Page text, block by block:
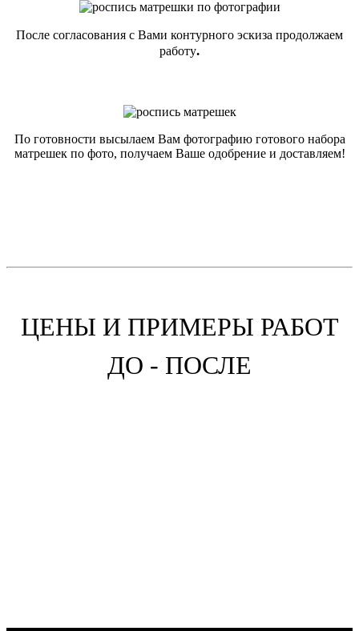
После согласования с Вами контурного эскиза продолжаем
работу.
По готовности высылаем Вам фотографию готового набора
матрешек по фото, получаем Ваше одобрение и доставляем!
ЦЕНЫ И ПРИМЕРЫ РАБОТ
ДО - ПОСЛЕ